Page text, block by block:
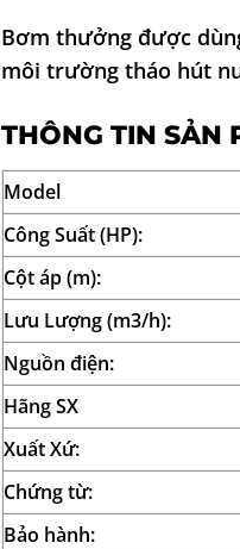
Bơm thưởng được
môi trường tháo hút
THÔNG TIN SẢN
Model
Công Suất (HP):
Cột áp (m):
Lưu Lượng (m3/h):
Nguồn điện:
Hãng SX
Xuất Xứ:
Chứng từ:
Bảo hành: